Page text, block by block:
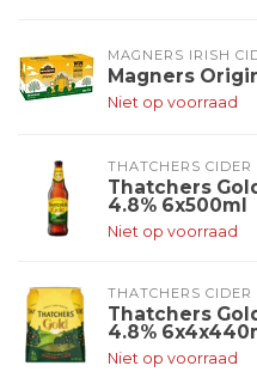
MAGNERS IRISH
Magners
Niet op voorraad
THATCHERS CIDER
Thatchers
4.8% 6x500ml
Niet op voorraad
THATCHERS CIDER
Thatchers
4.8%
Niet op voorraad